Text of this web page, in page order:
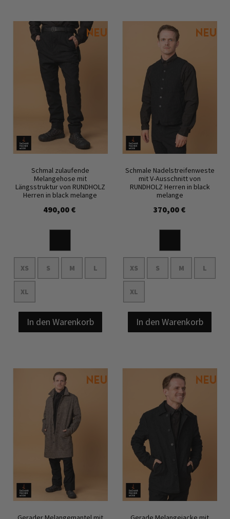
Schmal zulaufende
Melangehose mit
Längsstruktur von RUNDHOLZ
Herren in black melange
490,00 €
XS S M L
XL
In den Warenkorb
Schmale Nadelstreifenweste
mit V-Ausschnitt von
RUNDHOLZ Herren in black
melange
370,00 €
XS S M L
XL
In den Warenkorb